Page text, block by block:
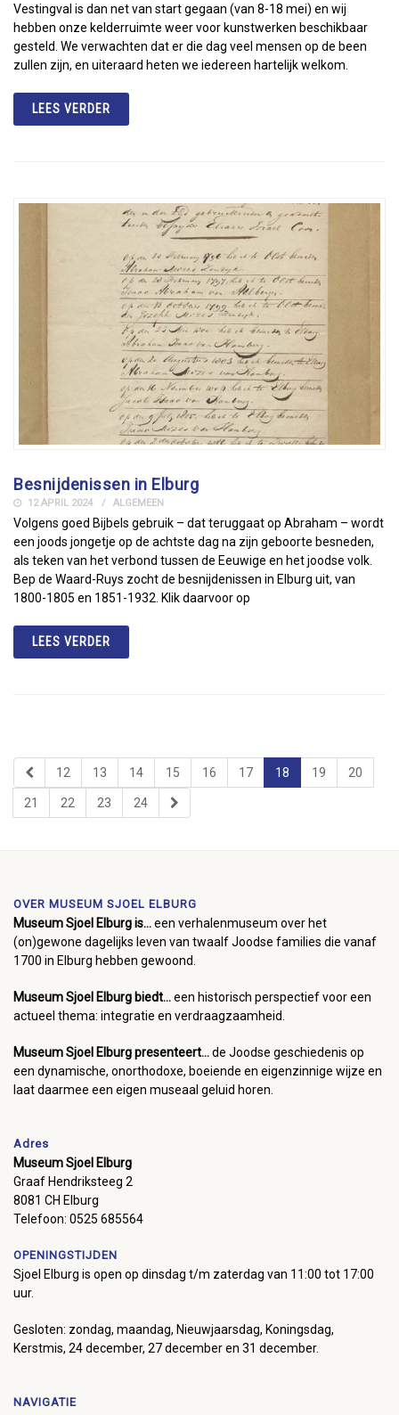
Vestingval is dan net van start gegaan (van 8-18 mei) en wij
hebben onze kelderruimte weer voor kunstwerken beschikbaar
gesteld. We verwachten dat er die dag veel mensen op de been
zullen zijn, en uiteraard heten we iedereen hartelijk welkom.
LEES VERDER
Besnijdenissen in Elburg
12 APRIL 2024 ALGEMEEN
Volgens goed Bijbels gebruik – dat teruggaat op Abraham – wordt
een joods jongetje op de achtste dag na zijn geboorte besneden,
als teken van het verbond tussen de Eeuwige en het joodse volk.
Bep de Waard-Ruys zocht de besnijdenissen in Elburg uit, van
1800-1805 en 1851-1932. Klik daarvoor op
LEES VERDER
12 13 14 15 16 17 18 19 20
21 22 23 24
OVER MUSEUM SJOEL ELBURG
Museum Sjoel Elburg is...een verhalenmuseum over het
(on)gewone dagelijks leven van twaalf Joodse families die vanaf
1700 in Elburg hebben gewoond.
Museum Sjoel Elburg biedt...een historisch perspectief voor een
actueel thema: integratie en verdraagzaamheid.
Museum Sjoel Elburg presenteert...de Joodse geschiedenis op
een dynamische, onorthodoxe, boeiende en eigenzinnige wijze en
laat daarmee een eigen museaal geluid horen.
Adres
Museum Sjoel Elburg
Graaf Hendriksteeg 2
8081 CH Elburg
Telefoon: 0525 685564
OPENINGSTIJDEN
Sjoel Elburg is open op dinsdag t/m zaterdag van 11:00 tot 17:00
uur.
Gesloten: zondag, maandag, Nieuwjaarsdag, Koningsdag,
Kerstmis, 24 december, 27 december en 31 december.
NAVIGATIE